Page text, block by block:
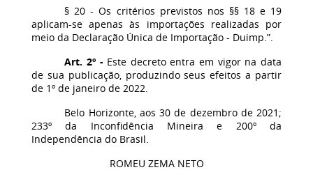
§ 20 - Os critérios previstos nos §§ 18 e 19
aplicam-se apenas às importações realizadas por
meio da Declaração Única de Importação - Duimp.”.
Art. 2º -Este decreto entra em vigor na data
de sua publicação, produzindo seus efeitos a partir
de 1º de janeiro de 2022.
Belo Horizonte, aos 30 de dezembro de 2021;
233º da Inconfidência Mineira e 200º da
Independência do Brasil.
ROMEU ZEMA NETO